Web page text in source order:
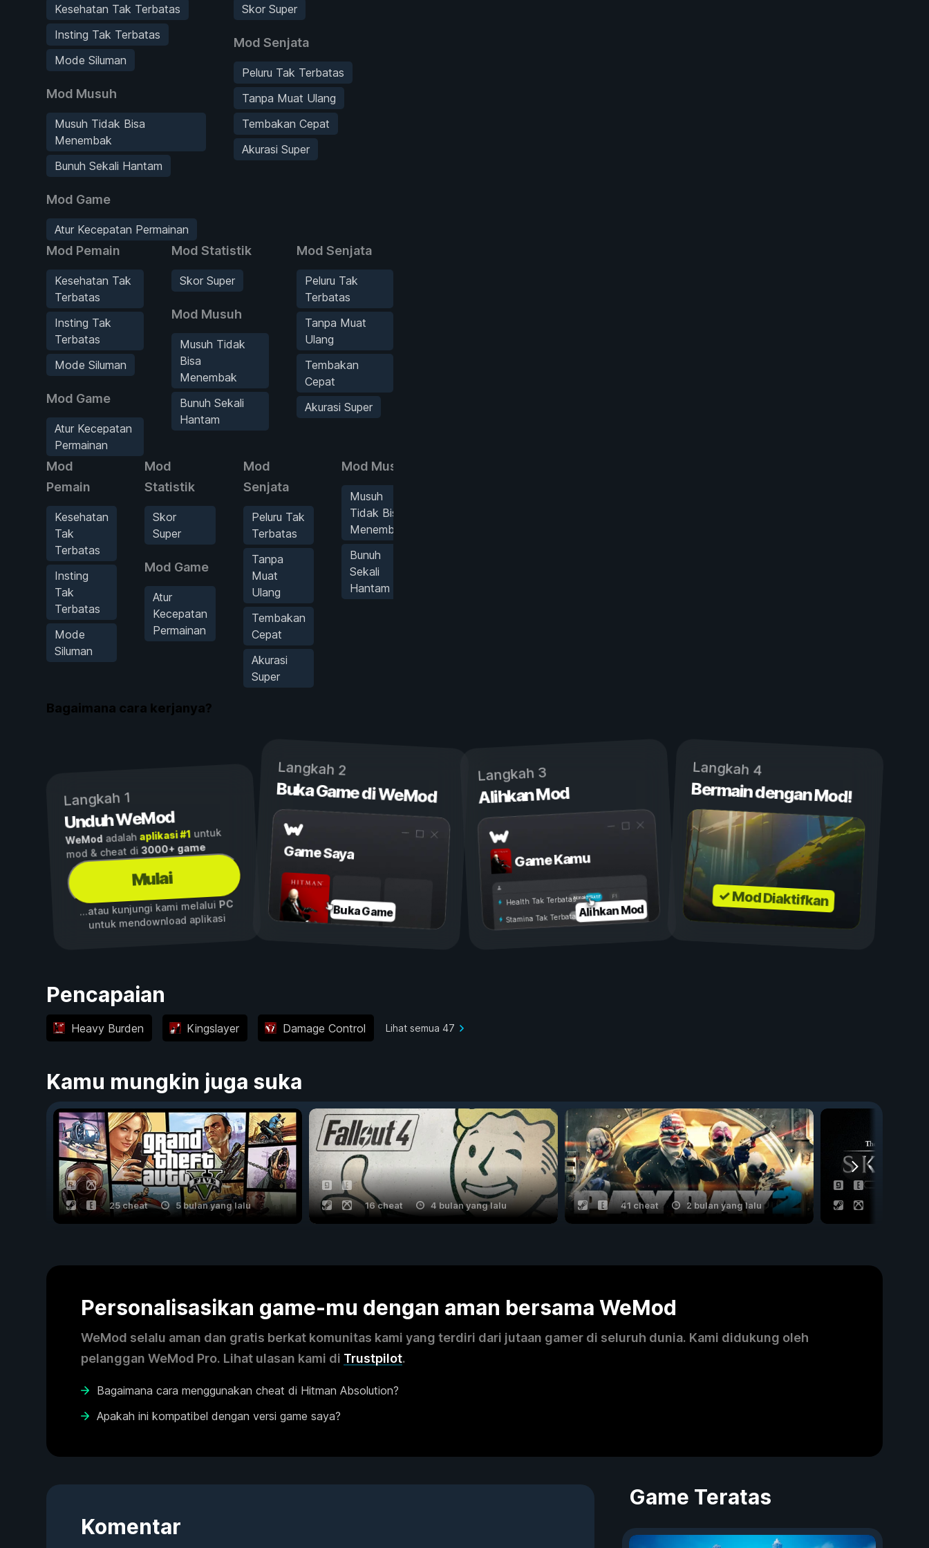
Kesehatan Tak Terbatas
Insting Tak Terbatas
Mode Siluman
Mod Musuh
Musuh Tidak Bisa
Menembak
Bunuh Sekali Hantam
Mod Game
Atur Kecepatan Permainan
Skor Super
Mod Senjata
Peluru Tak Terbatas
Tanpa Muat Ulang
Tembakan Cepat
Akurasi Super
Mod Pemain
Kesehatan Tak
Terbatas
Insting Tak
Terbatas
Mode Siluman
Mod Game
Atur Kecepatan
Permainan
Mod Statistik
Skor Super
Mod Musuh
Musuh Tidak
Bisa
Menembak
Bunuh Sekali
Hantam
Mod Senjata
Peluru Tak
Terbatas
Tanpa Muat
Ulang
Tembakan
Cepat
Akurasi Super
Mod
Pemain
Kesehatan
Tak
Terbatas
Insting
Tak
Terbatas
Mode
Siluman
Mod
Statistik
Skor
Super
Mod Game
Atur
Kecepatan
Permainan
Mod
Senjata
Peluru Tak
Terbatas
Tanpa
Muat
Ulang
Tembakan
Cepat
Akurasi
Super
Mod Musuh
Musuh
Tidak Bisa
Menembak
Bunuh
Sekali
Hantam
Bagaimana cara kerjanya?
Langkah 1
Unduh WeMod
WeMod adalah aplikasi #1untuk
mod & cheat di3000+ game
Mulai
...atau kunjungi kami melalui PC
untuk mendownload aplikasi
Langkah 2
Buka Game di WeMod
Game Saya
Buka Game
Langkah 3
Alihkan Mod
Game Kamu
Aktif
Nonaktif
Health Tak Terbatas
Stamina Tak TerbatasAlihkan Mod
Langkah 4
Bermain dengan Mod!
✓ Mod Diaktifkan
Pencapaian
Heavy Burden Kingslayer Damage Control Lihat semua 47
Kamu mungkin juga suka
25 cheat 5 bulan yang lalu 16 cheat 4 bulan yang lalu 41 cheat 2 bulan yang lalu
Personalisasikan game-mu dengan aman bersama WeMod
WeMod selalu aman dan gratis berkat komunitas kami yang terdiri dari jutaan gamer di seluruh dunia. Kami didukung oleh
pelanggan WeMod Pro. Lihat ulasan kami di Trustpilot.
Bagaimana cara menggunakan cheat di Hitman Absolution?
Apakah ini kompatibel dengan versi game saya?
Komentar
Game Teratas